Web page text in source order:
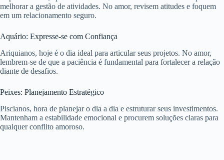
melhorar a gestão de atividades. No amor, revisem atitudes e foquem
em um relacionamento seguro.
Aquário: Expresse-se com Confiança
Ariquianos, hoje é o dia ideal para articular seus projetos. No amor,
lembrem-se de que a paciência é fundamental para fortalecer a relação
diante de desafios.
Peixes: Planejamento Estratégico
Piscianos, hora de planejar o dia a dia e estruturar seus investimentos.
Mantenham a estabilidade emocional e procurem soluções claras para
qualquer conflito amoroso.